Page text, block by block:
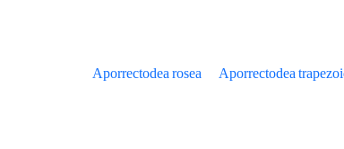
Aporrectodea rosea
Aporrectodea